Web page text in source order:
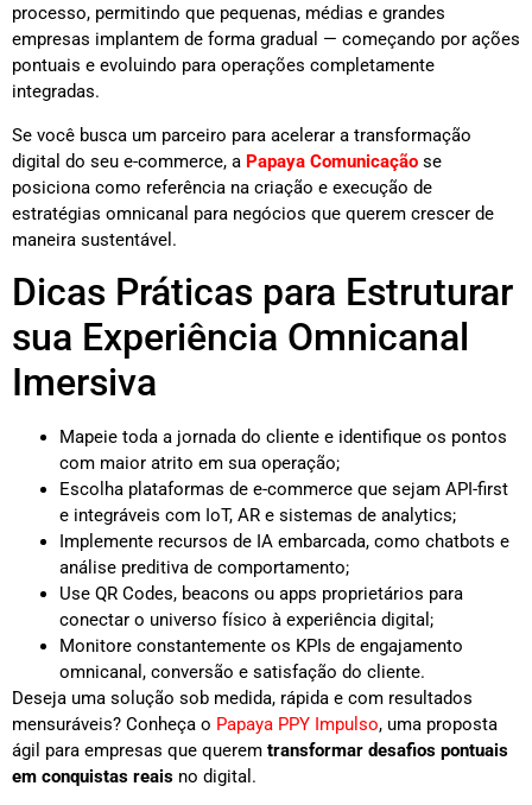
processo, permitindo que pequenas, médias e grandes
empresas implantem de forma gradual — começando por ações
pontuais e evoluindo para operações completamente
integradas.
Se você busca um parceiro para acelerar a transformação
digital do seu e-commerce, a Papaya Comunicação se
posiciona como referência na criação e execução de
estratégias omnicanal para negócios que querem crescer de
maneira sustentável.
Dicas Práticas para Estruturar
sua Experiência Omnicanal
Imersiva
Mapeie toda a jornada do cliente e identifique os pontos
com maior atrito em sua operação;
Escolha plataformas de e-commerce que sejam API-first
e integráveis com IoT, AR e sistemas de analytics;
Implemente recursos de IA embarcada, como chatbots e
análise preditiva de comportamento;
Use QR Codes, beacons ou apps proprietários para
conectar o universo físico à experiência digital;
Monitore constantemente os KPIs de engajamento
omnicanal, conversão e satisfação do cliente.
Deseja uma solução sob medida, rápida e com resultados
mensuráveis? Conheça o Papaya PPY Impulso, uma proposta
ágil para empresas que querem transformar desafios pontuais
em conquistas reais no digital.